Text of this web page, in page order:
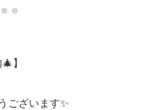
】
ございます✨